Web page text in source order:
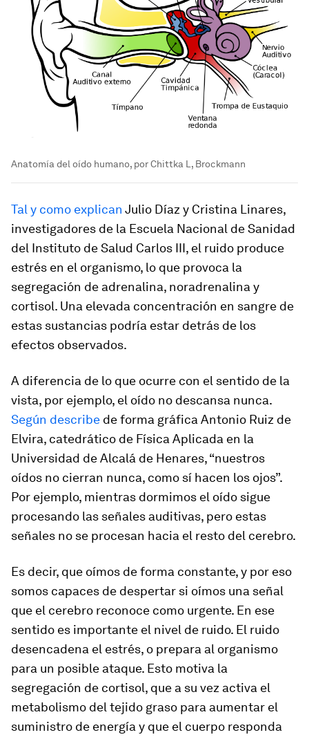
Anatomía del oído humano, por Chittka L, Brockmann
Tal y como explican Julio Díaz y Cristina Linares,
investigadores de la Escuela Nacional de Sanidad
del Instituto de Salud Carlos III, el ruido produce
estrés en el organismo, lo que provoca la
segregación de adrenalina, noradrenalina y
cortisol. Una elevada concentración en sangre de
estas sustancias podría estar detrás de los
efectos observados.
A diferencia de lo que ocurre con el sentido de la
vista, por ejemplo, el oído no descansa nunca.
Según describe de forma gráfica Antonio Ruiz de
Elvira, catedrático de Fí­sica Aplicada en la
Universidad de Alcalá de Henares, “nuestros
oídos no cierran nunca, como sí hacen los ojos”.
Por ejemplo, mientras dormimos el oído sigue
procesando las señales auditivas, pero estas
señales no se procesan hacia el resto del cerebro.
Es decir, que oímos de forma constante, y por eso
somos capaces de despertar si oímos una señal
que el cerebro reconoce como urgente. En ese
sentido es importante el nivel de ruido. El ruido
desencadena el estrés, o prepara al organismo
para un posible ataque. Esto motiva la
segregación de cortisol, que a su vez activa el
metabolismo del tejido graso para aumentar el
suministro de energía y que el cuerpo responda